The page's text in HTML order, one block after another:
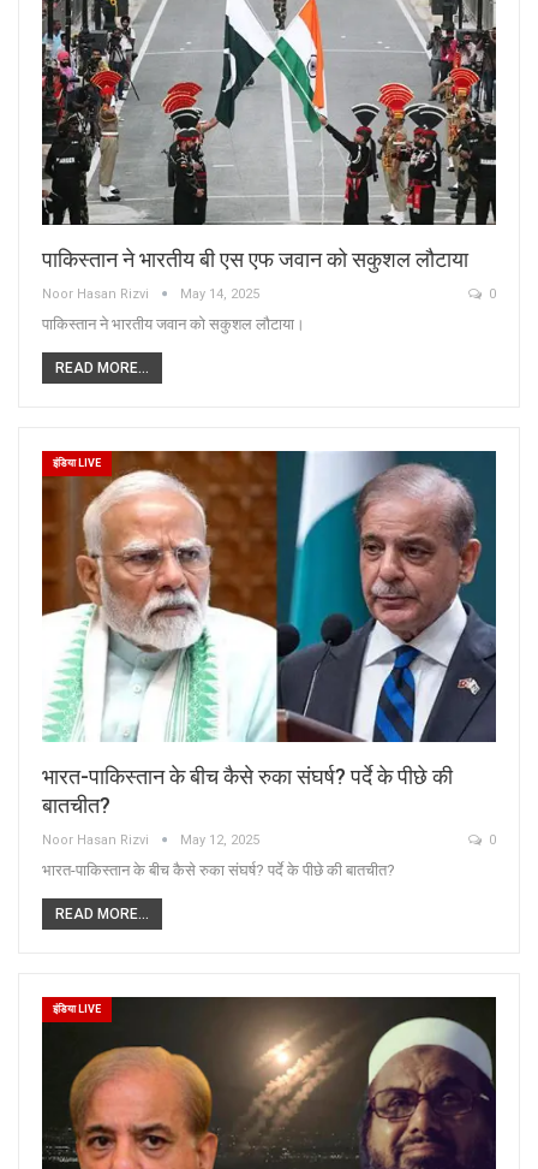
पाकिस्तान ने भारतीय बी एस एफ जवान को सकुशल लौटाया
Noor Hasan Rizvi May 14, 2025 0
पाकिस्तान ने भारतीय जवान को सकुशल लौटाया।
READ MORE...
इंडिया LIVE
भारत-पाकिस्तान के बीच कैसे रुका संघर्ष? पर्दे के पीछे की
बातचीत?
Noor Hasan Rizvi May 12, 2025 0
भारत-पाकिस्तान के बीच कैसे रुका संघर्ष? पर्दे के पीछे की बातचीत?
READ MORE...
इंडिया LIVE